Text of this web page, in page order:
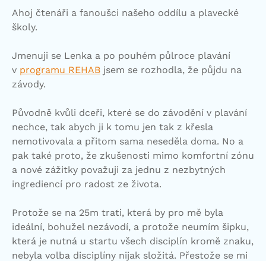
Ahoj čtenáři a fanoušci našeho oddílu a plavecké
školy.
Jmenuji se Lenka a po pouhém půlroce plavání
v programu REHAB jsem se rozhodla, že půjdu na
závody.
Původně kvůli dceři, které se do závodění v plavání
nechce, tak abych ji k tomu jen tak z křesla
nemotivovala a přitom sama neseděla doma. No a
pak také proto, že zkušenosti mimo komfortní zónu
a nové zážitky považuji za jednu z nezbytných
ingrediencí pro radost ze života.
Protože se na 25m trati, která by pro mě byla
ideální, bohužel nezávodí, a protože neumím šipku,
která je nutná u startu všech disciplín kromě znaku,
nebyla volba disciplíny nijak složitá. Přestože se mi